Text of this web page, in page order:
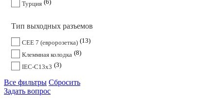
Турция 6
Тип выходных разъемов
CEE 7 (евророзетка) 13
Клеммная колодка 8
IEC-C13x3 3
Все фильтры Сбросить
Задать вопрос